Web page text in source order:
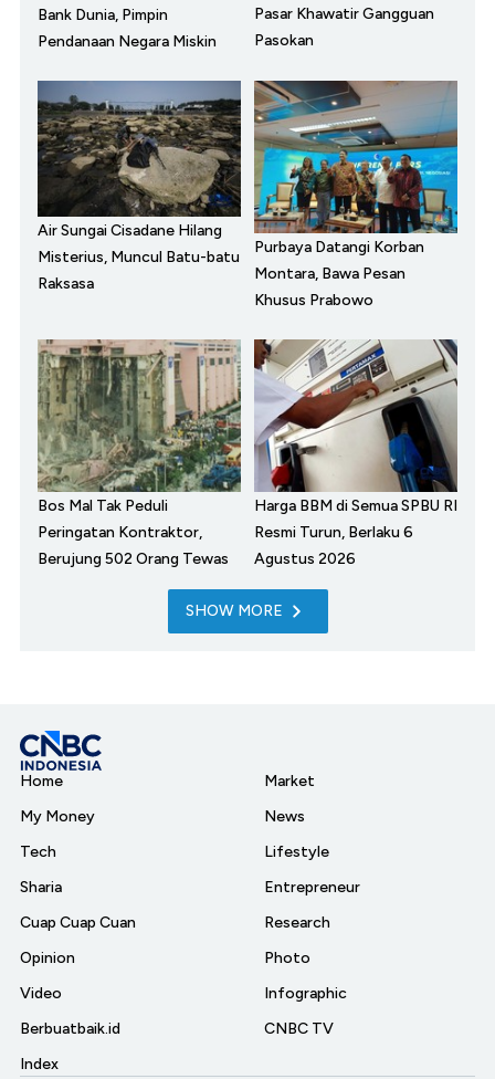
Bank Dunia, Pimpin
Pendanaan Negara Miskin
Pasar Khawatir Gangguan
Pasokan
Air Sungai Cisadane Hilang
Misterius, Muncul Batu-batu
Raksasa
Purbaya Datangi Korban
Montara, Bawa Pesan
Khusus Prabowo
Bos Mal Tak Peduli
Peringatan Kontraktor,
Berujung 502 Orang Tewas
Harga BBM di Semua SPBU RI
Resmi Turun, Berlaku 6
Agustus 2026
SHOW MORE
Home
My Money
Tech
Sharia
Cuap Cuap Cuan
Opinion
Video
Berbuatbaik.id
Index
Market
News
Lifestyle
Entrepreneur
Research
Photo
Infographic
CNBC TV